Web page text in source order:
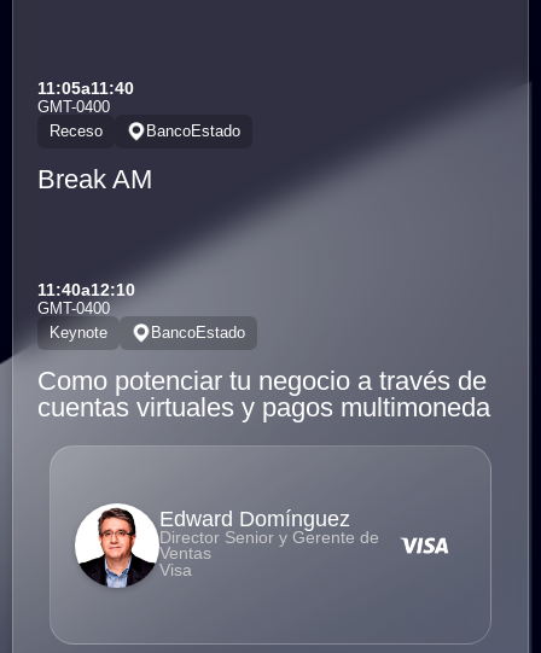
11:05a11:40
GMT-0400
Receso
BancoEstado
Break AM
11:40a12:10
GMT-0400
Keynote
BancoEstado
Como potenciar tu negocio a través de
cuentas virtuales y pagos multimoneda
Edward Domínguez
Director Senior y Gerente de
Ventas
Visa